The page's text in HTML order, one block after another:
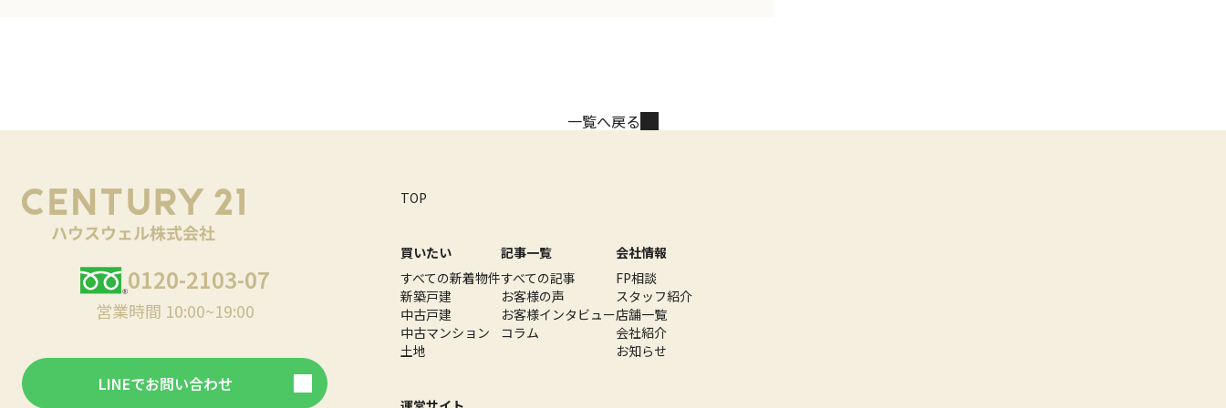
一覧へ戻る
0120-2103-07
営業時間 10:00~19:00
LINEでお問い合わせ
TOP
買いたい
すべての新着物件
新築戸建
中古戸建
中古マンション
土地
記事一覧
すべての記事
お客様の声
お客様インタビュー
コラム
会社情報
FP相談
スタッフ紹介
店舗一覧
会社紹介
お知らせ